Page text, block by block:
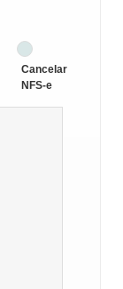
Cancelar
NFS-e